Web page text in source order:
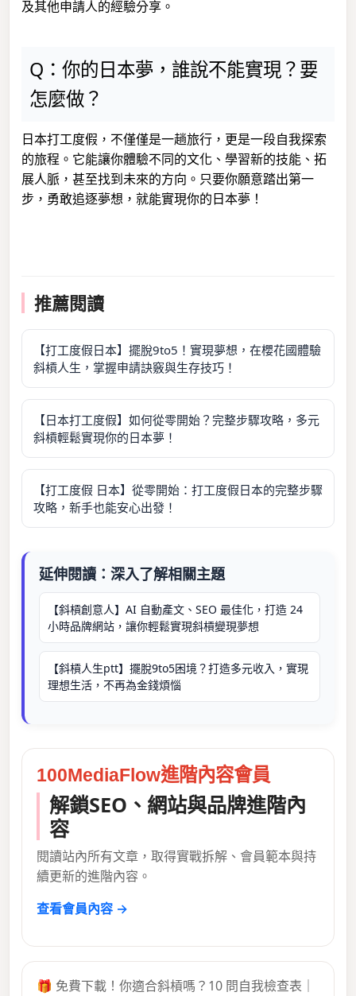
及其他申請人的經驗分享。
Q：你的日本夢，誰說不能實現？要
怎麼做？
日本打工度假，不僅僅是一趟旅行，更是一段自我探索
的旅程。它能讓你體驗不同的文化、學習新的技能、拓
展人脈，甚至找到未來的方向。只要你願意踏出第一
步，勇敢追逐夢想，就能實現你的日本夢！
推薦閱讀
【打工度假日本】擺脫9to5！實現夢想，在櫻花國體驗
斜槓人生，掌握申請訣竅與生存技巧！
【日本打工度假】如何從零開始？完整步驟攻略，多元
斜槓輕鬆實現你的日本夢！
【打工度假 日本】從零開始：打工度假日本的完整步驟
攻略，新手也能安心出發！
延伸閱讀：深入了解相關主題
【斜槓創意人】AI 自動產文、SEO 最佳化，打造 24
小時品牌網站，讓你輕鬆實現斜槓變現夢想
【斜槓人生ptt】擺脫9to5困境？打造多元收入，實現
理想生活，不再為金錢煩惱
100MediaFlow進階內容會員
解鎖SEO、網站與品牌進階內
容
閱讀站內所有文章，取得實戰拆解、會員範本與持
續更新的進階內容。
查看會員內容 →
🎁 免費下載！你適合斜槓嗎？10 問自我檢查表｜